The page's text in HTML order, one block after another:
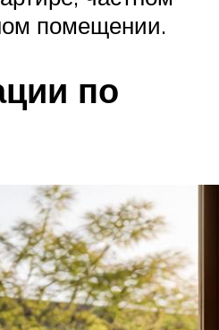
помещении.
по